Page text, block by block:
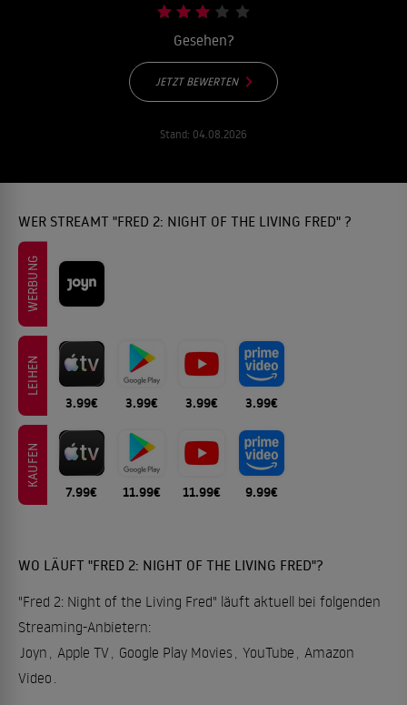
Gesehen?
JETZT BEWERTEN
Stand: 04.08.2026
WER STREAMT "FRED 2: NIGHT OF THE LIVING FRED" ?
WERBUNG
LEIHEN
3.99€ 3.99€ 3.99€ 3.99€
KAUFEN
7.99€ 11.99€ 11.99€ 9.99€
WO LÄUFT "FRED 2: NIGHT OF THE LIVING FRED"?
"Fred 2: Night of the Living Fred" läuft aktuell bei folgenden
Streaming-Anbietern:
Joyn , Apple TV, Google Play Movies, YouTube , Amazon
Video .